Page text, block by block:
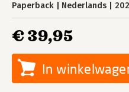
Paperback Nederlands
€ 39,95
In